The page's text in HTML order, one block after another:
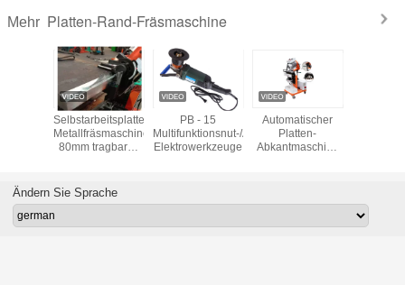
Mehr Platten-Rand-Fräsmaschine
Selbstarbeitsplatten-
Metallfräsmaschine
80mm tragbares
PB - 15
Multifunktionsnut-/Abkantmaschine-
Elektrowerkzeuge
Automatischer
Platten-
Abkantmaschine
Ändern Sie Sprache